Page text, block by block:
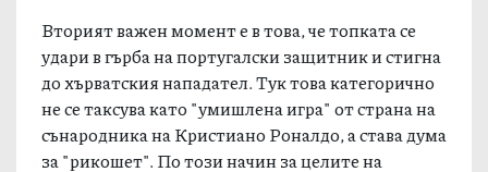
Вторият важен момент е в това, че топката се
удари в гърба на португалски защитник и стигна
до хърватския нападател. Тук това категорично
не се таксува като "умишлена игра" от страна на
сънародника на Кристиано Роналдо, а става дума
за "рикошет". По този начин за целите на